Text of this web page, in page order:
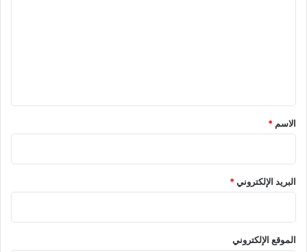
*
الاسم *
البريد الإلكتروني*
الموقع الإلكتروني